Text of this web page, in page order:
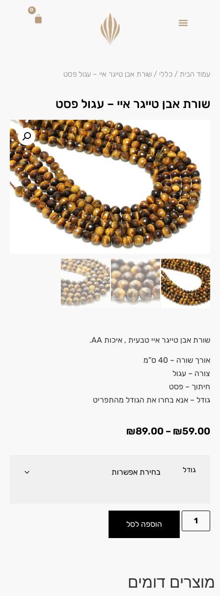
0
עמוד הבית / כללי / שורת אבן טייגר איי – עגול פסט
שורת אבן טייגר איי – עגול פסט
שורת אבן טייגר איי טבעית , איכות AA.
אורך שורה – 40 ס”מ
צורה – עגול
חיתוך – פסט
גודל – אנא בחרו את הגודל מהתפריט
₪59.00
–
₪89.00
גודל
הוספה לסל
מוצרים דומים